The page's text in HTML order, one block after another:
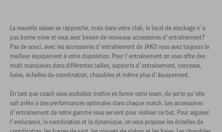
La nouvelle saison se rapproche, mais dans votre club, le local de stockage n'a
pas bonne mine et vous avez besoin de nouveaux accessoires d'entraînement?
Pas de souci, avec les accessoires d'entraînement de JAKO vous avez toujours le
meilleur équipement à votre disposition. Pour l'entraînement on vous offre des
multi marqueurs dans différentes tailles, supports d'entraînement, cerceaux,
haies, échelles de coordination, chasubles et même plus d'équipement.
En tant que coach vous souhaitez mettre en forme votre team, de sorte qu'elle
soit prête à des performances optimales dans chaque match. Les accessoires
d'entraînement de notre gamme vous servent pour réaliser ce but. Pour aiguiser
l'endurance, la coordination et la dynamique, on vous propose les échelles de